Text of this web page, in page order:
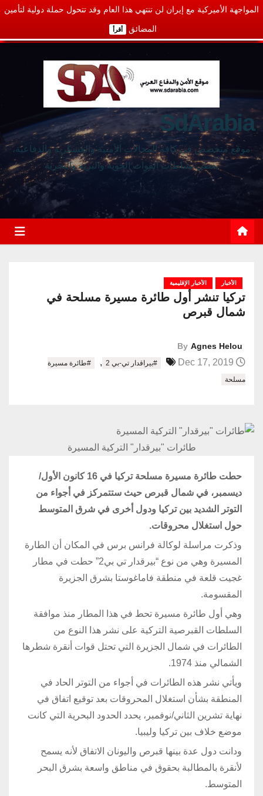
المواجهة الأميركية مع إيران لن تنتهي هذا العام وقد تتحول حملة دولية لتأمين
المضائق أقرأ
SdArabia
موقع متخصص في كافة المجالات الأمنية والعسكرية والدفاعية،
يغطي نشاطات القوات الجوية والبرية والبحرية
الأخبار الأخبار الإقليمية
تركيا تنشر أول طائرة مسيرة مسلحة في
شمال قبرص
By Agnes Helou
#بيراقدار تي-بي 2 ,
#طائرة مسيرة
مسلحة
طائرات "بيرقدار" التركية المسيرة
حطت طائرة مسيرة مسلحة تركيا في 16 كانون الأول/
ديسمبر، في شمال قبرص حيث ستتمركز في أجواء من
التوتر الشديد بين تركيا ودول أخرى في شرق المتوسط
حول استغلال محروقات.
وذكرت مراسلة لوكالة فرانس برس في المكان أن الطارة
المسيرة وهي من نوع “بيرقدار تي بي2” حطت في مطار
غجيت قلعة في منطقة فاماغوستا بشرق الجزيرة
المقسومة.
وهي أول طائرة مسيرة تحط في هذا المطار منذ موافقة
السلطات القبرصية التركية على نشر هذا النوع من
الطائرات في شمال الجزيرة التي تحتل قوات أنقرة شطرها
الشمالي منذ 1974.
ويأتي نشر هذه الطائرات في أجواء من التوتر الحاد في
المنطقة بشأن استغلال المحروقات بعد توقيع اتفاق في
نهاية تشرين الثاني/نوفمبر، يحدد الحدود البحرية التي كانت
موضع خلاف بين تركيا وليبيا.
ودانت دول عدة بينها قبرص واليونان الاتفاق لأنه يسمح
لأنقرة بالمطالبة بحقوق في مناطق واسعة بشرق البحر
المتوسط.